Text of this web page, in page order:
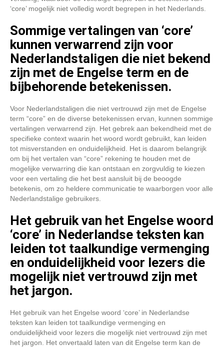
‘core’ mogelijk niet volledig wordt begrepen in het Nederlands.
Sommige vertalingen van ‘core’
kunnen verwarrend zijn voor
Nederlandstaligen die niet bekend
zijn met de Engelse term en de
bijbehorende betekenissen.
Voor Nederlandstaligen die niet vertrouwd zijn met de Engelse
term “core” en de diverse betekenissen ervan, kunnen sommige
vertalingen verwarrend zijn. Het gebrek aan bekendheid met de
specifieke context waarin het woord wordt gebruikt, kan leiden
tot misverstanden en onduidelijkheid. Het is daarom belangrijk
om bij het vertalen van “core” rekening te houden met de
mogelijke verwarring die kan ontstaan en zorgvuldig te kiezen
voor een vertaling die het best aansluit bij de beoogde
betekenis, om zo heldere communicatie te waarborgen voor alle
Nederlandstalige gebruikers.
Het gebruik van het Engelse woord
‘core’ in Nederlandse teksten kan
leiden tot taalkundige vermenging
en onduidelijkheid voor lezers die
mogelijk niet vertrouwd zijn met
het jargon.
Het gebruik van het Engelse woord ‘core’ in Nederlandse
teksten kan leiden tot taalkundige vermenging en
onduidelijkheid voor lezers die mogelijk niet vertrouwd zijn met
het jargon. Het onvertaald laten van dit Engelse term kan de